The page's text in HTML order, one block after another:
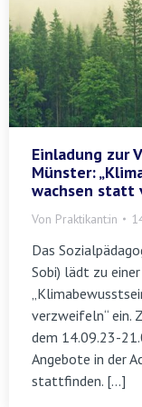
Einladung zur
Münster:
wachsen statt
Von Praktikant:in
Das
Sobi) lädt zu
verzweifeln“ ein.
dem 14.09.23-
Angebote in der
stattfinden. […]